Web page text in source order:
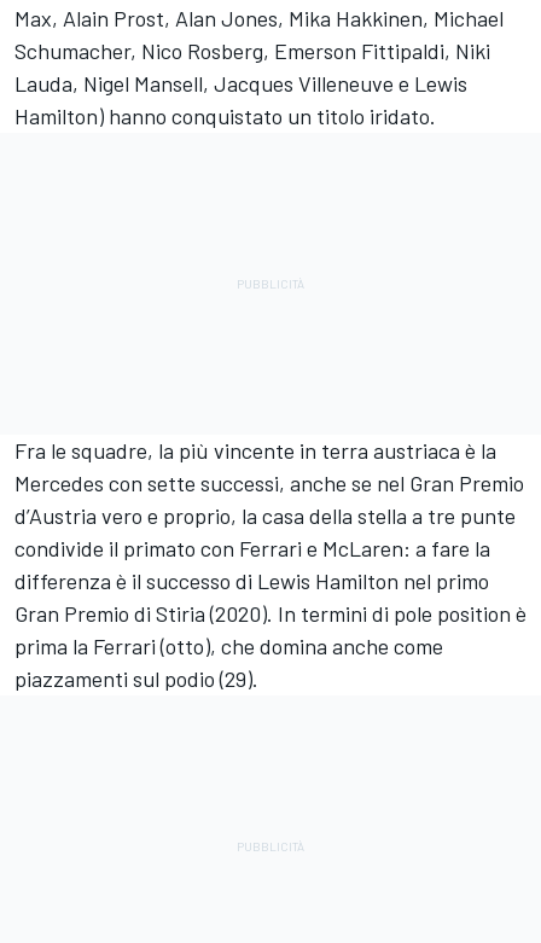
Max, Alain Prost, Alan Jones, Mika Hakkinen, Michael
Schumacher, Nico Rosberg, Emerson Fittipaldi, Niki
Lauda, Nigel Mansell, Jacques Villeneuve e Lewis
Hamilton) hanno conquistato un titolo iridato.
Fra le squadre, la più vincente in terra austriaca è la
Mercedes con sette successi, anche se nel Gran Premio
d’Austria vero e proprio, la casa della stella a tre punte
condivide il primato con Ferrari e McLaren: a fare la
differenza è il successo di Lewis Hamilton nel primo
Gran Premio di Stiria (2020). In termini di pole position è
prima la Ferrari (otto), che domina anche come
piazzamenti sul podio (29).